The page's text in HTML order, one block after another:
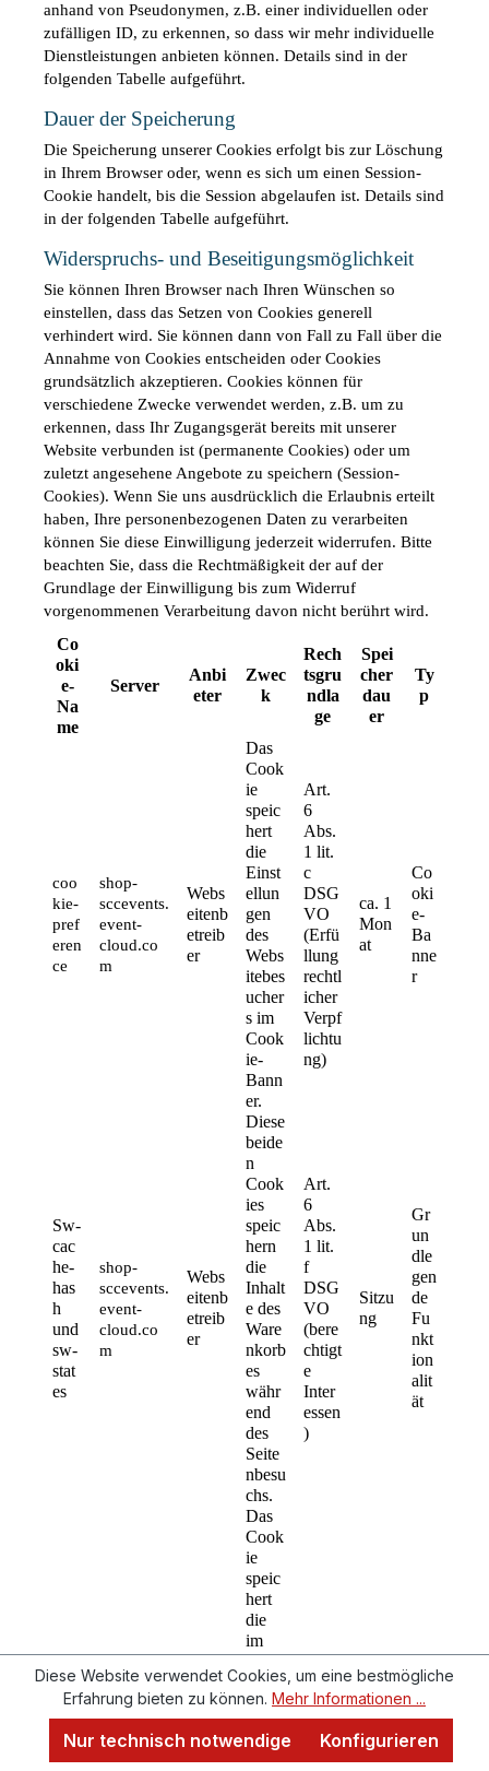
anhand von Pseudonymen, z.B. einer individuellen oder
zufälligen ID, zu erkennen, so dass wir mehr individuelle
Dienstleistungen anbieten können. Details sind in der
folgenden Tabelle aufgeführt.
Dauer der Speicherung
Die Speicherung unserer Cookies erfolgt bis zur Löschung
in Ihrem Browser oder, wenn es sich um einen Session-
Cookie handelt, bis die Session abgelaufen ist. Details sind
in der folgenden Tabelle aufgeführt.
Widerspruchs- und Beseitigungsmöglichkeit
Sie können Ihren Browser nach Ihren Wünschen so
einstellen, dass das Setzen von Cookies generell
verhindert wird. Sie können dann von Fall zu Fall über die
Annahme von Cookies entscheiden oder Cookies
grundsätzlich akzeptieren. Cookies können für
verschiedene Zwecke verwendet werden, z.B. um zu
erkennen, dass Ihr Zugangsgerät bereits mit unserer
Website verbunden ist (permanente Cookies) oder um
zuletzt angesehene Angebote zu speichern (Session-
Cookies). Wenn Sie uns ausdrücklich die Erlaubnis erteilt
haben, Ihre personenbezogenen Daten zu verarbeiten
können Sie diese Einwilligung jederzeit widerrufen. Bitte
beachten Sie, dass die Rechtmäßigkeit der auf der
Grundlage der Einwilligung bis zum Widerruf
vorgenommenen Verarbeitung davon nicht berührt wird.
Co
oki
e-
Na
me
Server
Anbi
eter
Zwec
k
Rech
tsgru
ndla
ge
Spei
cher
dau
er
Ty
p
coo
kie-
pref
eren
ce
shop-
sccevents.
event-
cloud.co
m
Webs
eitenb
etreib
er
Das
Cook
ie
speic
hert
die
Einst
ellun
gen
des
Webs
itebes
ucher
s im
Cook
ie-
Bann
er.
Art.
6
Abs.
1 lit.
c
DSG
VO
(Erfü
llung
rechtl
icher
Verpf
lichtu
ng)
ca. 1
Mon
at
Co
oki
e-
Ba
nne
r
Sw-
cac
he-
has
h
und
sw-
stat
es
shop-
sccevents.
event-
cloud.co
m
Webs
eitenb
etreib
er
Diese
beide
n
Cook
ies
speic
hern
die
Inhalt
e des
Ware
nkorb
es
währ
end
des
Seite
nbesu
chs.
Art.
6
Abs.
1 lit.
f
DSG
VO
(bere
chtigt
e
Inter
essen
)
Sitzu
ng
Gr
un
dle
gen
de
Fu
nkt
ion
alit
ät
Webs
Das
Cook
ie
speic
hert
die
im
Rah
men
der
aktue
llen
Sitzu
Art.
6
Abs.
1 lit.
Gr
un
dle
gen
Diese Website verwendet Cookies, um eine bestmögliche
Erfahrung bieten zu können. Mehr Informationen ...
Nur technisch notwendige Konfigurieren